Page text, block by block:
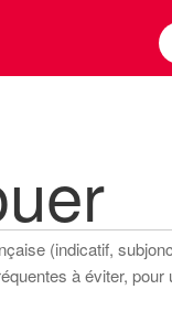
la
(indicatif,
à éviter,